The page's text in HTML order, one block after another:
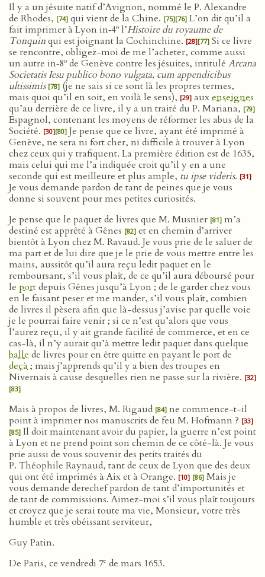
Il y a un jésuite natif d’Avignon, nommé le P. Alexandre
de Rhodes, [74] qui vient de la Chine. [75][76] L’on dit qu’il a
fait imprimer à Lyon in‑4o l’Histoire du royaume de
Tonquinqui est joignant la Cochinchine. [28][77] Si ce livre
se rencontre, obligez-moi de me l’acheter, comme aussi
un autre in‑8o de Genève contre les jésuites, intitulé Arcana
Societatis Iesu publico bono vulgata, cum appendicibus
ultissimis [78] (je ne sais si ce sont là les propres termes,
mais quoi qu’il en soit, en voilà le sens), [29] auxenseignes
qu’au derrière de ce livre, il y a un traité du P. Mariana, [79]
Espagnol, contenant les moyens de réformer les abus de la
Société. [30][80] Je pense que ce livre, ayant été imprimé à
Genève, ne sera ni fort cher, ni difficile à trouver à Lyon
chez ceux qui y trafiquent. La première édition est de 1635,
mais celui qui me l’a indiquée croit qu’il y en a une
seconde qui est meilleure et plus ample, tu ipse videris. [31]
Je vous demande pardon de tant de peines que je vous
donne si souvent pour mes petites curiosités.
Je pense que le paquet de livres que M. Musnier [81] m’a
destiné est apprêté à Gênes [82] et en chemin d’arriver
bientôt à Lyon chez M. Ravaud. Je vous prie de le saluer de
ma part et de lui dire que je le prie de vous mettre entre les
mains, aussitôt qu’il aura reçu ledit paquet en le
remboursant, s’il vous plaît, de ce qu’il aura déboursé pour
le portdepuis Gênes jusqu’à Lyon ; de le garder chez vous
en le faisant peser et me mander, s’il vous plaît, combien
de livres il pèsera afin que là-dessus j’avise par quelle voie
je le pourrai faire venir ; si ce n’est qu’alors que vous
l’aurez reçu, il y ait grande facilité de commerce, et en ce
cas-là, il n’y aurait qu’à mettre ledit paquet dans quelque
balle de livres pour en être quitte en payant le port de
deçà; mais j’apprends qu’il y a bien des troupes en
Nivernais à cause desquelles rien ne passe sur la rivière. [32]
[83]
Mais à propos de livres, M. Rigaud [84] ne commence-t-il
point à imprimer nos manuscrits de feu M. Hofmann ? [33]
[85] Il doit maintenant avoir du papier, la guerre n’est point
à Lyon et ne prend point son chemin de ce côté-là. Je vous
prie aussi de vous souvenir des petits traités du
P. Théophile Raynaud, tant de ceux de Lyon que des deux
qui ont été imprimés à Aix et à Orange. [10] [86] Mais je
vous demande derechef pardon de tant d’importunités et
de tant de commissions. Aimez-moi s’il vous plaît toujours
et croyez que je serai toute ma vie, Monsieur, votre très
humble et très obéissant serviteur,
Guy Patin.
De Paris, ce vendredi 7e de mars 1653.